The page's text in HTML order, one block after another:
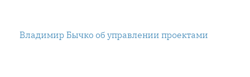
содержимому
Владимир Бычко об управлении проектами